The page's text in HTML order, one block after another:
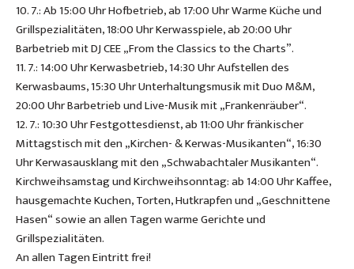
10. 7.: Ab 15:00 Uhr Hofbetrieb, ab 17:00 Uhr Warme Küche und
Grillspezialitäten, 18:00 Uhr Kerwasspiele, ab 20:00 Uhr
Barbetrieb mit DJ CEE „From the Classics to the Charts”.
11. 7.: 14:00 Uhr Kerwasbetrieb, 14:30 Uhr Aufstellen des
Kerwasbaums, 15:30 Uhr Unterhaltungsmusik mit Duo M&M,
20:00 Uhr Barbetrieb und Live-Musik mit „Frankenräuber“.
12. 7.: 10:30 Uhr Festgottesdienst, ab 11:00 Uhr fränkischer
Mittagstisch mit den „Kirchen- & Kerwas-Musikanten“, 16:30
Uhr Kerwasausklang mit den „Schwabachtaler Musikanten“.
Kirchweihsamstag und Kirchweihsonntag: ab 14:00 Uhr Kaffee,
hausgemachte Kuchen, Torten, Hutkrapfen und „Geschnittene
Hasen“ sowie an allen Tagen warme Gerichte und
Grillspezialitäten.
An allen Tagen Eintritt frei!